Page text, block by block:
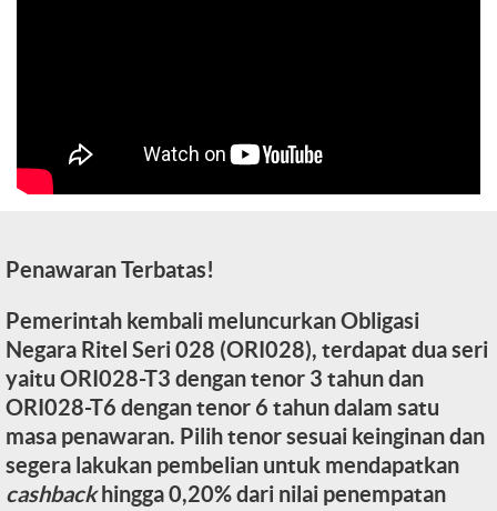
Penawaran Terbatas!
Pemerintah kembali meluncurkan Obligasi
Negara Ritel Seri 028 (ORI028), terdapat dua seri
yaitu ORI028-T3 dengan tenor 3 tahun dan
ORI028-T6 dengan tenor 6 tahun dalam satu
masa penawaran. Pilih tenor sesuai keinginan dan
segera lakukan pembelian untuk mendapatkan
cashbackhingga 0,20% dari nilai penempatan